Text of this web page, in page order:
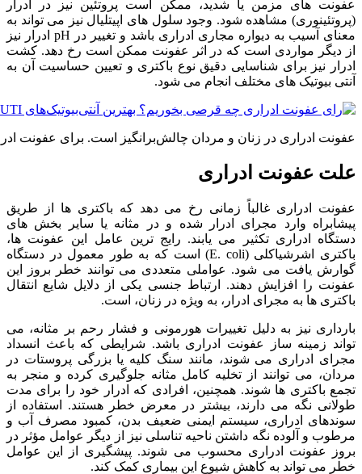
عفونت های مزمن یا شدید، ممکن است پروتئین نیز در ادرار
(پروتئینوری) مشاهده شود. وجود سلول های اپیتلیال نیز می تواند به
معنای آسیب به دیواره مجاری ادراری باشد و تغییر در pH ادرار نیز
از دیگر مواردی است که در اثر عفونت ممکن است رخ دهد. کشت
ادرار نیز برای شناسایی دقیق نوع باکتری و تعیین حساسیت آن به
آنتی بیوتیک های مختلف انجام می شود.
عفونت ادراری در زنان و مردان چالش‌برانگیز است. برای عفونت
علت عفونت ادراری
عفونت ادراری غالباً زمانی رخ می دهد که باکتری ها از طریق
پیشابراه وارد مجرای ادرار شده و در مثانه یا سایر بخش های
دستگاه ادراری تکثیر می یابند. رایج ترین عامل این عفونت ها،
باکتری اشرشیاکلی (E. coli) است که به طور معمول در دستگاه
گوارش یافت می شود. عواملی متعددی می توانند خطر بروز این
عفونت را افزایش دهند. ارتباط جنسی یکی از دلایل شایع انتقال
باکتری ها به مجرای ادرار، به ویژه در زنان، است.
بارداری نیز به دلیل تغییرات هورمونی و فشار رحم بر مثانه، می
تواند زمینه ساز عفونت ادراری باشد. شرایطی که باعث انسداد
مجرای ادراری می شوند، مانند سنگ کلیه یا بزرگی پروستات در
مردان، می توانند از تخلیه کامل مثانه جلوگیری کرده و منجر به
تجمع باکتری ها شوند. همچنین، افرادی که ادرار خود را برای مدت
طولانی نگه می دارند، بیشتر در معرض خطر هستند. استفاده از
سوندهای ادراری، سیستم ایمنی ضعیف بدن، کمبود مصرف آب و
مرطوب و آلوده نگه داشتن ناحیه تناسلی نیز از دیگر عوامل مؤثر در
بروز عفونت ادراری محسوب می شوند. پیشگیری از این عوامل
خطر می تواند به کاهش شیوع این بیماری کمک کند.